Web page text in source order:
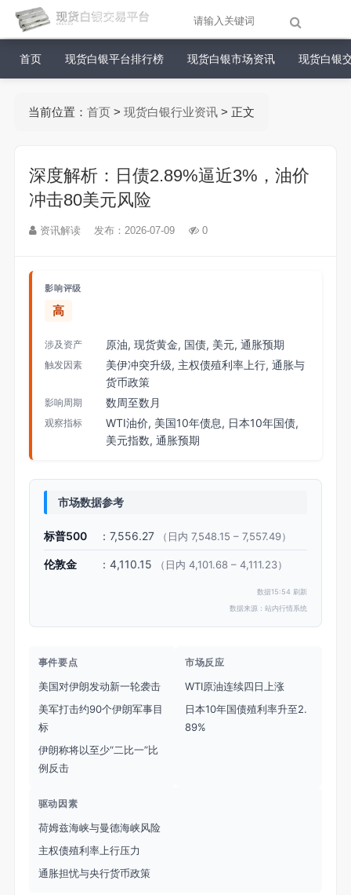
首页 现货白银平台排行榜 现货白银市场资讯 现货白银
当前位置： 首页> 现货白银行业资讯> 正文
深度解析：日债2.89%逼近3%，油价
冲击80美元风险
资讯解读 发布：2026-07-09 0
影响评级
高
涉及资产 原油, 现货黄金, 国债, 美元, 通胀预期
触发因素
美伊冲突升级, 主权债殖利率上行, 通胀与
货币政策
影响周期 数周至数月
观察指标
WTI油价, 美国10年债息, 日本10年国债,
美元指数, 通胀预期
市场数据参考
标普500 ：7,556.27 （日内 7,548.15 – 7,557.49）
伦敦金 ：4,110.15 （日内 4,101.68 – 4,111.23）
数据15:54 刷新
数据来源：站内行情系统
事件要点
美国对伊朗发动新一轮袭击
美军打击约90个伊朗军事目
标
伊朗称将以至少“二比一”比
例反击
市场反应
WTI原油连续四日上涨
日本10年国债殖利率升至2.
89%
驱动因素
荷姆兹海峡与曼德海峡风险
主权债殖利率上行压力
通胀担忧与央行货币政策